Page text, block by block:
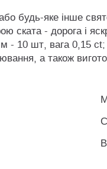
будь-яке інше
- дорога і
- 10 шт, вага 0,15
а також